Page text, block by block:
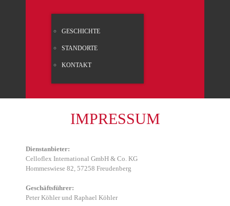
GESCHICH­TE
STAND­OR­TE
KON­TAKT
IMPRES­SUM
Dienst­an­bie­ter:
Celloflex Inter­na­tio­nal GmbH & Co. KG
Hom­mes­wie­se 82, 57258 Freu­den­berg
Geschäfts­füh­rer:
Peter Köh­ler und Rapha­el Köh­ler